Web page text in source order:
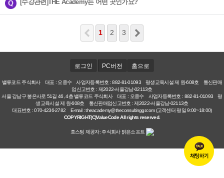
[수강관련]THE Academy는 어떤 곳인가요?
1 2 3
로그인 PC버전 홈으로
밸류코드 주식회사 대표 : 오종수 사업자등록번호 : 882-81-01093 평생교육시설 제 원-608호 통신판매
업신고번호 : 제2022-서울강남-02113호
서울 강남구 봉은사로 51길 46, 4층 밸류코드 주식회사 대표 : 오종수 사업자등록번호 : 882-81-01093 평
생교육시설 제 원-608호 통신판매업신고번호 : 제2022-서울강남-02113호
대표번호 : 070-4236-2782 E-mail : theacademy@theconsultinggr.com (고객센터 평일 9:00~18:00)
COPYRIGHT(C)ValueCode All rights reserved.
호스팅 제공자: 주식회사 맑은소프트